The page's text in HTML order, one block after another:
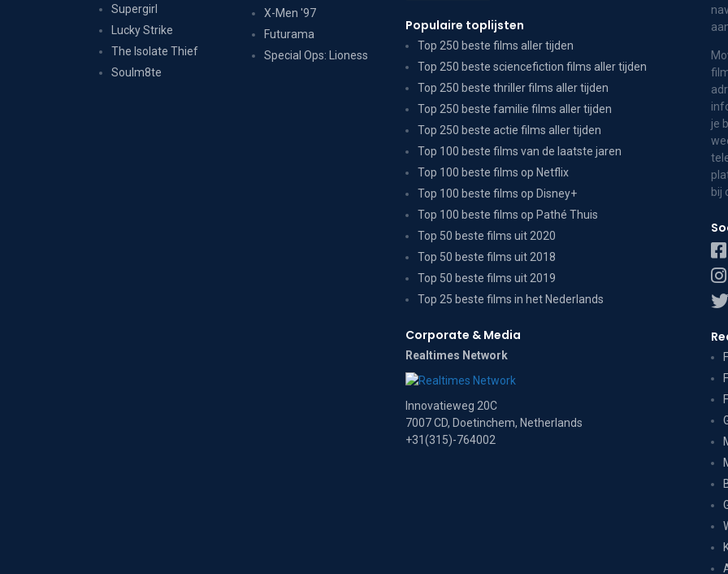
Supergirl
Lucky Strike
The Isolate Thief
Soulm8te
X-Men '97
Futurama
Special Ops: Lioness
Populaire toplijsten
Top 250 beste films aller tijden
Top 250 beste sciencefiction films aller tijden
Top 250 beste thriller films aller tijden
Top 250 beste familie films aller tijden
Top 250 beste actie films aller tijden
Top 100 beste films van de laatste jaren
Top 100 beste films op Netflix
Top 100 beste films op Disney+
Top 100 beste films op Pathé Thuis
Top 50 beste films uit 2020
Top 50 beste films uit 2018
Top 50 beste films uit 2019
Top 25 beste films in het Nederlands
Corporate & Media
Realtimes Network
Innovatieweg 20C
7007 CD, Doetinchem, Netherlands
+31(315)-764002
je
bij